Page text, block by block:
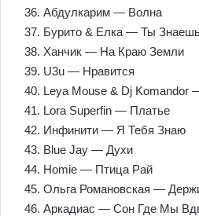
36. Абдулкарим — Волна
37. Бурито & Елка — Ты
38. Ханчик — На Краю Земли
39. U3u — Нравится
40. Leya Mouse & Dj
41. Lora Superfin — Платье
42. Инфинити — Я Тебя Знаю
43. Blue Jay — Духи
44. Homie — Птица Рай
45. Ольга Романовская —
46. Аркадиас — Сон Где Мы